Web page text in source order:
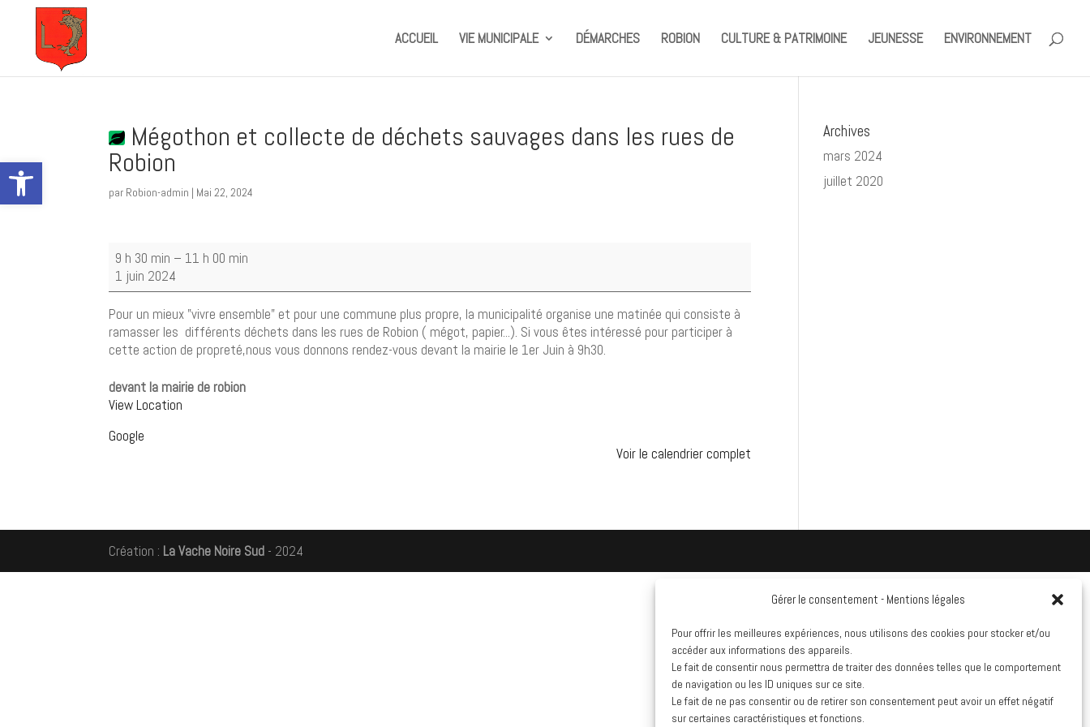
Ouvrir la barre d’outils
Gérer le consentement - Mentions légales
Pour offrir les meilleures expériences, nous utilisons des cookies pour stocker et/ou
accéder aux informations des appareils.
Le fait de consentir nous permettra de traiter des données telles que le comportement
de navigation ou les ID uniques sur ce site.
Le fait de ne pas consentir ou de retirer son consentement peut avoir un effet négatif
sur certaines caractéristiques et fonctions.
ACCUEIL VIE MUNICIPALE DÉMARCHES ROBION CULTURE & PATRIMOINE JEUNESSE ENVIRONNEMENT
Mégothon et collecte de déchets sauvages dans les rues de
Robion
par Robion-admin | Mai 22, 2024
Mégothon
et
collecte
déchets
sauvages
dans
rues
de
Robion
9 h 30 min – 11 h 00 min
1 juin 2024
Pour un mieux "vivre ensemble" et pour une commune plus propre, la municipalité organise une matinée qui consiste à
ramasser les différents déchets dans les rues de Robion ( mégot, papier...). Si vous êtes intéressé pour participer à
cette action de propreté,nous vous donnons rendez-vous devant la mairie le 1er Juin à 9h30.
devant la mairie de robion
View Location
Google
Voir le calendrier complet
Archives
mars 2024
juillet 2020
Création : La Vache Noire Sud - 2024